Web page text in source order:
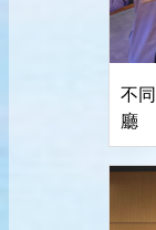
不
廳